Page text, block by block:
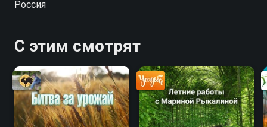
Россия
С этим смотрят